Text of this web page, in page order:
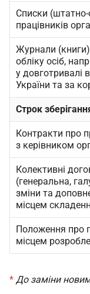
Списки
працівників
Журнали
обліку осіб,
у довготривалі
України та за
Строк
Контракти про
з керівником
Колективні
(генеральна,
зміни та
місцем
Положення про
місцем
* До заміни